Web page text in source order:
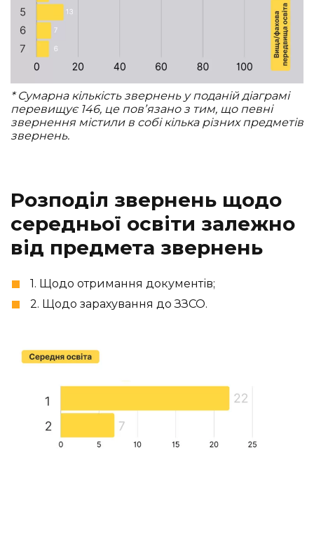
* Сумарна кількість звернень у поданій діаграмі
перевищує 146, це повʼязано з тим, що певні
звернення містили в собі кілька різних предметів
звернень.
Розподіл звернень щодо
середньої освіти залежно
від предмета звернень
1. Щодо отримання документів;
2. Щодо зарахування до ЗЗСО.